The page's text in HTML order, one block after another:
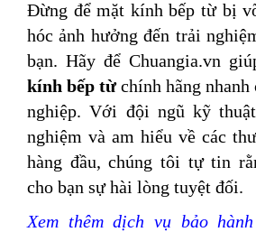
Đừng để mặt kính bếp từ bị
hóc ảnh hưởng đến trải
bạn. Hãy để Chuangia.vn
kính bếp từchính hãng nhanh
nghiệp. Với đội ngũ kỹ
nghiệm và am hiểu về các
hàng đầu, chúng tôi tự tin
cho bạn sự hài lòng tuyệt đối.
Xem thêm dịch vụ bảo